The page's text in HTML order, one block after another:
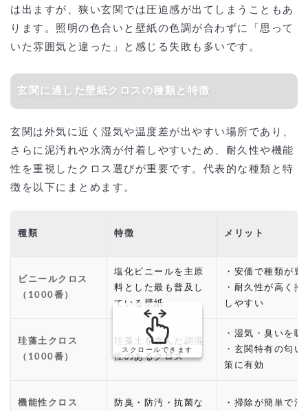
は出ますが、狭い玄関では圧迫感が出てしまうこともあ
ります。照明の色合いと壁紙の色調が合わずに「思って
いた雰囲気と違った」と感じる失敗も多いです。
玄関に適した壁紙クロスの種類と特徴
玄関は外気に近く湿気や温度差が出やすい場所であり、
さらに泥汚れや水滴が付着しやすいため、耐久性や機能
性を重視したクロス選びが重要です。代表的な種類と特
徴を以下にまとめます。
種類 特徴 メリット
ビニールクロス
（1000番）
塩化ビニールを主原
料とした最も普及し
ている壁紙
・安価で種類が豊
・耐久性が高く掃
しやすい
珪藻土クロス
（1000番）
珪藻土を含んだ調湿
性のあるクロス
・湿気・臭いを吸
・玄関特有の匂い
策に有効
機能性クロス
防臭・防汚・抗菌な
・掃除が簡単で清
スクロールできます